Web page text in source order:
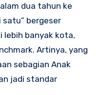
dua tahun ke
satu” bergeser
lebih banyak kota,
Artinya, yang
sebagian Anak
jadi standar